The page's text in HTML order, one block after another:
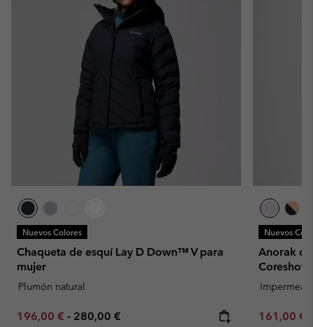
Nuevos Colores
Chaqueta de esquí Lay D Down™ V para
mujer
Plumón natural
Minimum sale price:
196,00 € - Maximum price:
280,00 €
Nuevos
Anorak
Minimum
161,00 €